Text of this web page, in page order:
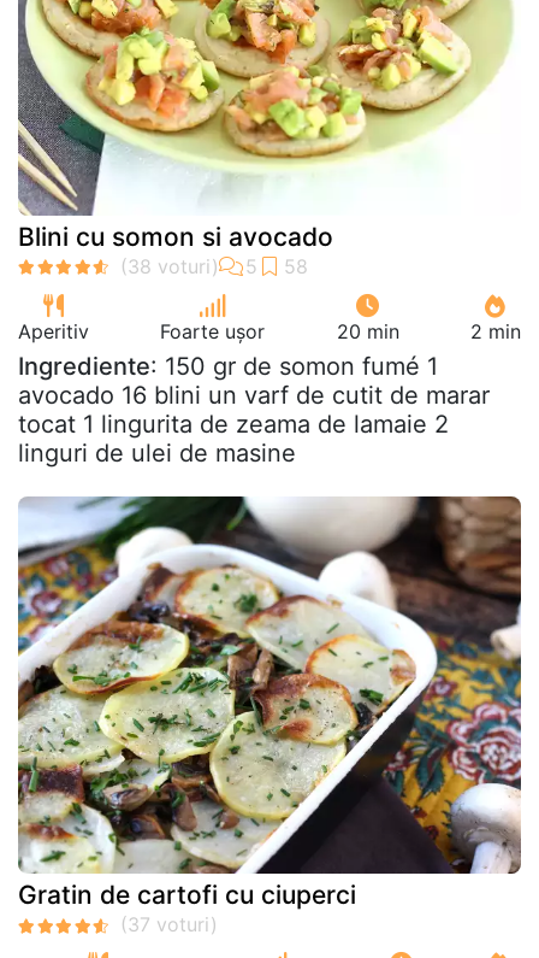
Blini cu somon si avocado
Aperitiv Foarte ușor 20 min 2 min
Ingrediente: 150 gr de somon fumé 1
avocado 16 blini un varf de cutit de marar
tocat 1 lingurita de zeama de lamaie 2
linguri de ulei de masine
Gratin de cartofi cu ciuperci